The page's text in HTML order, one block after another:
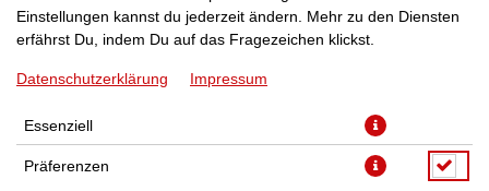
Einstellungen kannst du jederzeit ändern. Mehr zu den Diensten
erfährst Du, indem Du auf das Fragezeichen klickst.
Datenschutzerklärung Impressum
Essenziell
Präferenzen